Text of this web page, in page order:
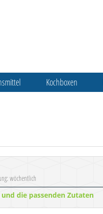
Kochboxen
wöchentlich
die passenden Zutaten